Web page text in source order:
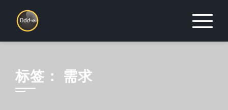
content
标签： 需求